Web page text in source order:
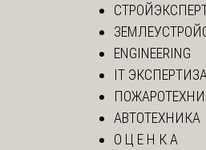
ENGINEERING
IT
АВТОТЕХНИКА
О Ц Е Н К А